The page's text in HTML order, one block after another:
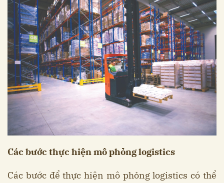
Các bước thực hiện mô phỏng logistics
Các bước để thực hiện mô phỏng logistics có thể